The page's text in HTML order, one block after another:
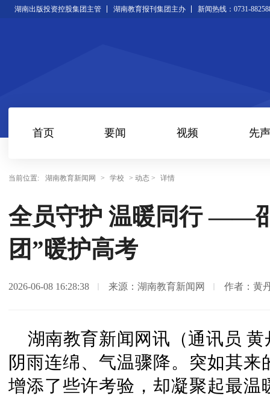
湖南出版投资控股集团主管 湖南教育报刊集团主办 新闻热线：0731-
首页 要闻 视频 先声
当前位置: 湖南教育新闻网 > 学校 > 动态 > 详情
全员守护 温暖同行 ——
团”暖护高考
2026-06-08 16:28:38 来源：湖南教育新闻网 作者：黄
湖南教育新闻网讯（通讯员
阴雨连绵、气温骤降。突如其
增添了些许考验，却凝聚起最